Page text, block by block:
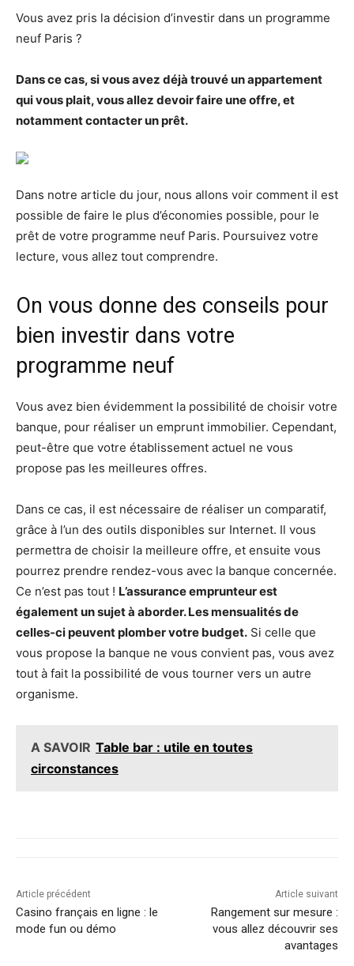
Vous avez pris la décision d’investir dans un programme
neuf Paris ?
Dans ce cas, si vous avez déjà trouvé un appartement
qui vous plait, vous allez devoir faire une offre, et
notamment contacter un prêt.
Dans notre article du jour, nous allons voir comment il est
possible de faire le plus d’économies possible, pour le
prêt de votre programme neuf Paris. Poursuivez votre
lecture, vous allez tout comprendre.
On vous donne des conseils pour
bien investir dans votre
programme neuf
Vous avez bien évidemment la possibilité de choisir votre
banque, pour réaliser un emprunt immobilier. Cependant,
peut-être que votre établissement actuel ne vous
propose pas les meilleures offres.
Dans ce cas, il est nécessaire de réaliser un comparatif,
grâce à l’un des outils disponibles sur Internet. Il vous
permettra de choisir la meilleure offre, et ensuite vous
pourrez prendre rendez-vous avec la banque concernée.
Ce n’est pas tout ! L’assurance emprunteur est
également un sujet à aborder. Les mensualités de
celles-ci peuvent plomber votre budget. Si celle que
vous propose la banque ne vous convient pas, vous avez
tout à fait la possibilité de vous tourner vers un autre
organisme.
A SAVOIR Table bar : utile en toutes
circonstances
Article précédent
Casino français en ligne : le
mode fun ou démo
Article suivant
Rangement sur mesure :
vous allez découvrir ses
avantages